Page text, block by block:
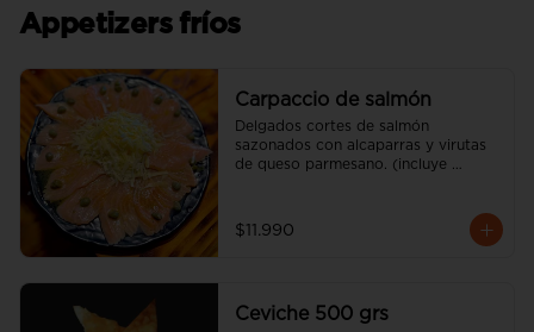
Appetizers fríos
Carpaccio de salmón
Delgados cortes de salmón
sazonados con alcaparras y virutas
de queso parmesano. (incluye
$11.990
Ceviche 500 grs